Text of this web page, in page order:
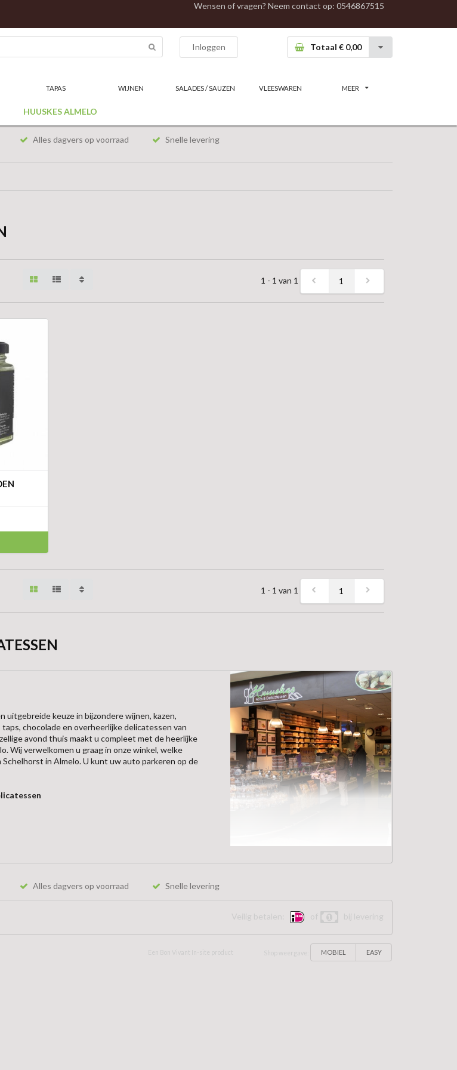
Wensen of vragen? Neem contact op: 0546867515
Inloggen Totaal € 0,00
TAPAS WIJNEN SALADES / SAUZEN VLEESWAREN MEER
HUUSKES ALMELO
Alles dagvers op voorraad Snelle levering
1 - 1 van 1 1
1 - 1 van 1 1
uitgebreide keuze in bijzondere wijnen, kazen,
chocolade en overheerlijke delicatessen van
avond thuis maakt u compleet met de heerlijke
Wij verwelkomen u graag in onze winkel, welke
in Almelo. U kunt uw auto parkeren op de
Alles dagvers op voorraad Snelle levering
Veilig betalen: of bij levering
Een Bon Vivant In-site product Shop weergave: MOBIEL EASY